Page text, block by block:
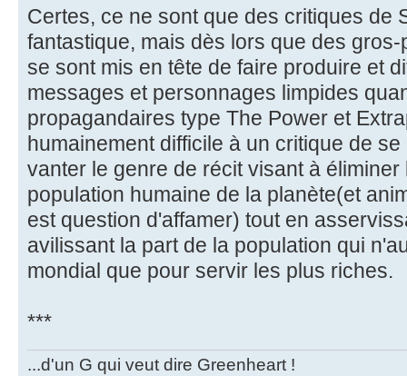
Certes, ce ne sont que des critiques de
fantastique, mais dès lors que des
se sont mis en tête de faire produire et
messages et personnages limpides
propagandaires type The Power et
humainement difficile à un critique de
vanter le genre de récit visant à
population humaine de la planète(et
est question d'affamer) tout en
avilissant la part de la population qui
mondial que pour servir les plus riches.
***
...d'un G qui veut dire Greenheart !